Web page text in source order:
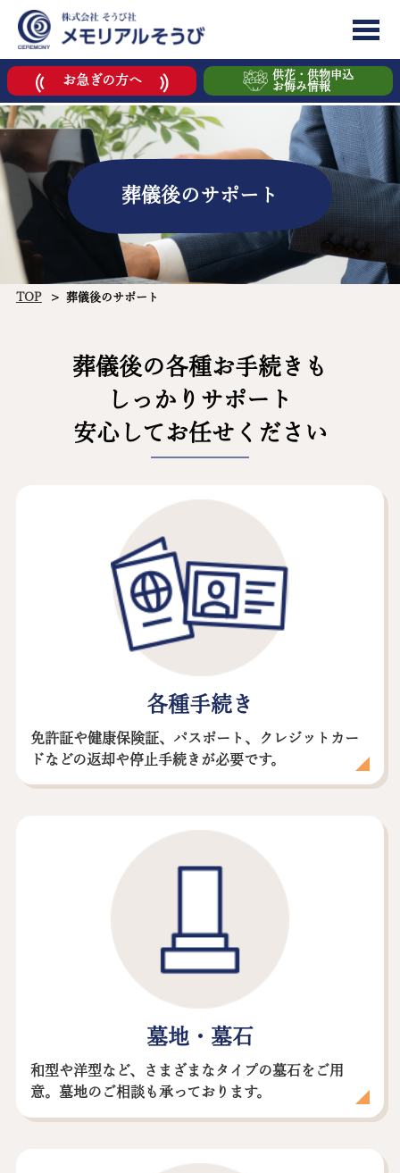
お急ぎの方へ
供花・供物申込
お悔み情報
葬儀後のサポート
TOP 葬儀後のサポート
葬儀後の各種お手続きも
しっかりサポート
安心してお任せください
各種手続き
免許証や健康保険証、パスポート、クレジットカー
ドなどの返却や停止手続きが必要です。
墓地・墓石
和型や洋型など、さまざまなタイプの墓石をご用
意。墓地のご相談も承っております。